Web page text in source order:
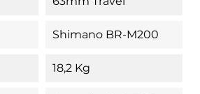
Shimano BR-M200
18,2 Kg